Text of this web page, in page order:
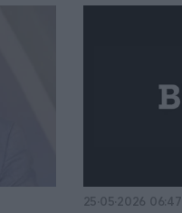
25·05·2026 06:47